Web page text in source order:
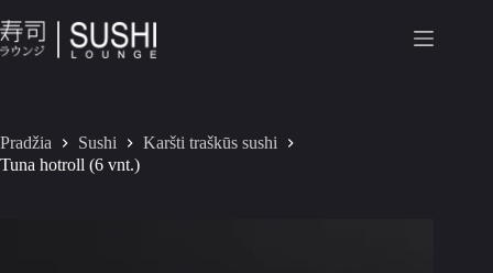
Pradžia Sushi
Karšti traškūs sushi
Tuna hotroll (6 vnt.)